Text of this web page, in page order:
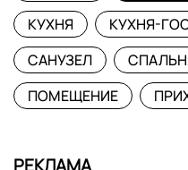
КУХНЯ
КУХНЯ-
САНУЗЕЛ
ПОМЕЩЕНИЕ